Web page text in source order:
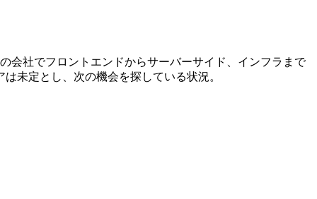
会社でフロントエンドからサーバーサイド、インフラまで
未定とし、次の機会を探している状況。